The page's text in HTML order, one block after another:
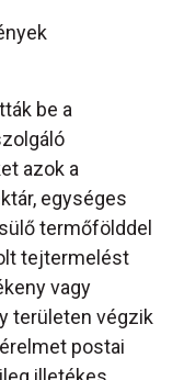
be a
azok a
egységes
termőfölddel
tejtermelést
vagy
területen végzik
postai